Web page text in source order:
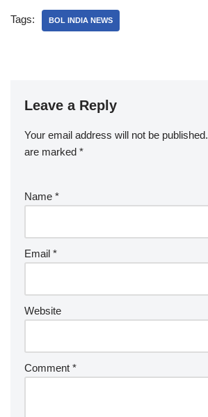
Tags: BOL INDIA NEWS
Leave a Reply
Your email address will not be published.
are marked *
Name *
Email *
Website
Comment *